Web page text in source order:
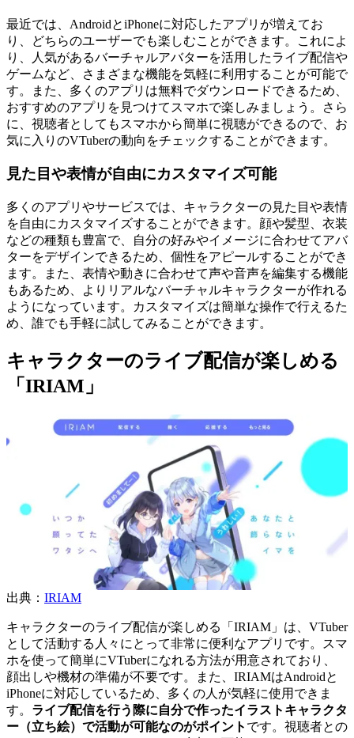
最近では、AndroidとiPhoneに対応したアプリが増えてお
り、どちらのユーザーでも楽しむことができます。これによ
り、人気があるバーチャルアバターを活用したライブ配信や
ゲームなど、さまざまな機能を気軽に利用することが可能で
す。また、多くのアプリは無料でダウンロードできるため、
おすすめのアプリを見つけてスマホで楽しみましょう。さら
に、視聴者としてもスマホから簡単に視聴ができるので、お
気に入りのVTuberの動向をチェックすることができます。
見た目や表情が自由にカスタマイズ可能
多くのアプリやサービスでは、キャラクターの見た目や表情
を自由にカスタマイズすることができます。顔や髪型、衣装
などの種類も豊富で、自分の好みやイメージに合わせてアバ
ターをデザインできるため、個性をアピールすることができ
ます。また、表情や動きに合わせて声や音声を編集する機能
もあるため、よりリアルなバーチャルキャラクターが作れる
ようになっています。カスタマイズは簡単な操作で行えるた
め、誰でも手軽に試してみることができます。
キャラクターのライブ配信が楽しめる
「IRIAM」
出典： IRIAM
キャラクターのライブ配信が楽しめる「IRIAM」は、VTuber
として活動する人々にとって非常に便利なアプリです。スマ
ホを使って簡単にVTuberになれる方法が用意されており、
顔出しや機材の準備が不要です。また、IRIAMはAndroidと
iPhoneに対応しているため、多くの人が気軽に使用できま
す。 ライブ配信を行う際に自分で作ったイラストキャラクタ
ー（立ち絵）で活動が可能なのがポイント です。視聴者との